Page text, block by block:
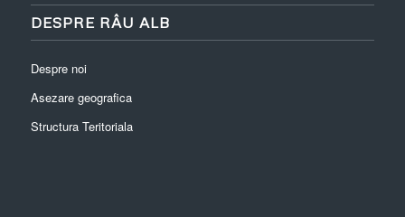
DESPRE RÂU ALB
Despre noi
Asezare geografica
Structura Teritoriala